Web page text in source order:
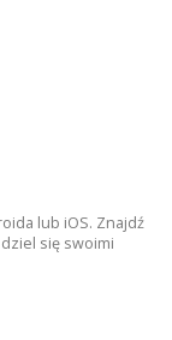
lub iOS. Znajdź
się swoimi